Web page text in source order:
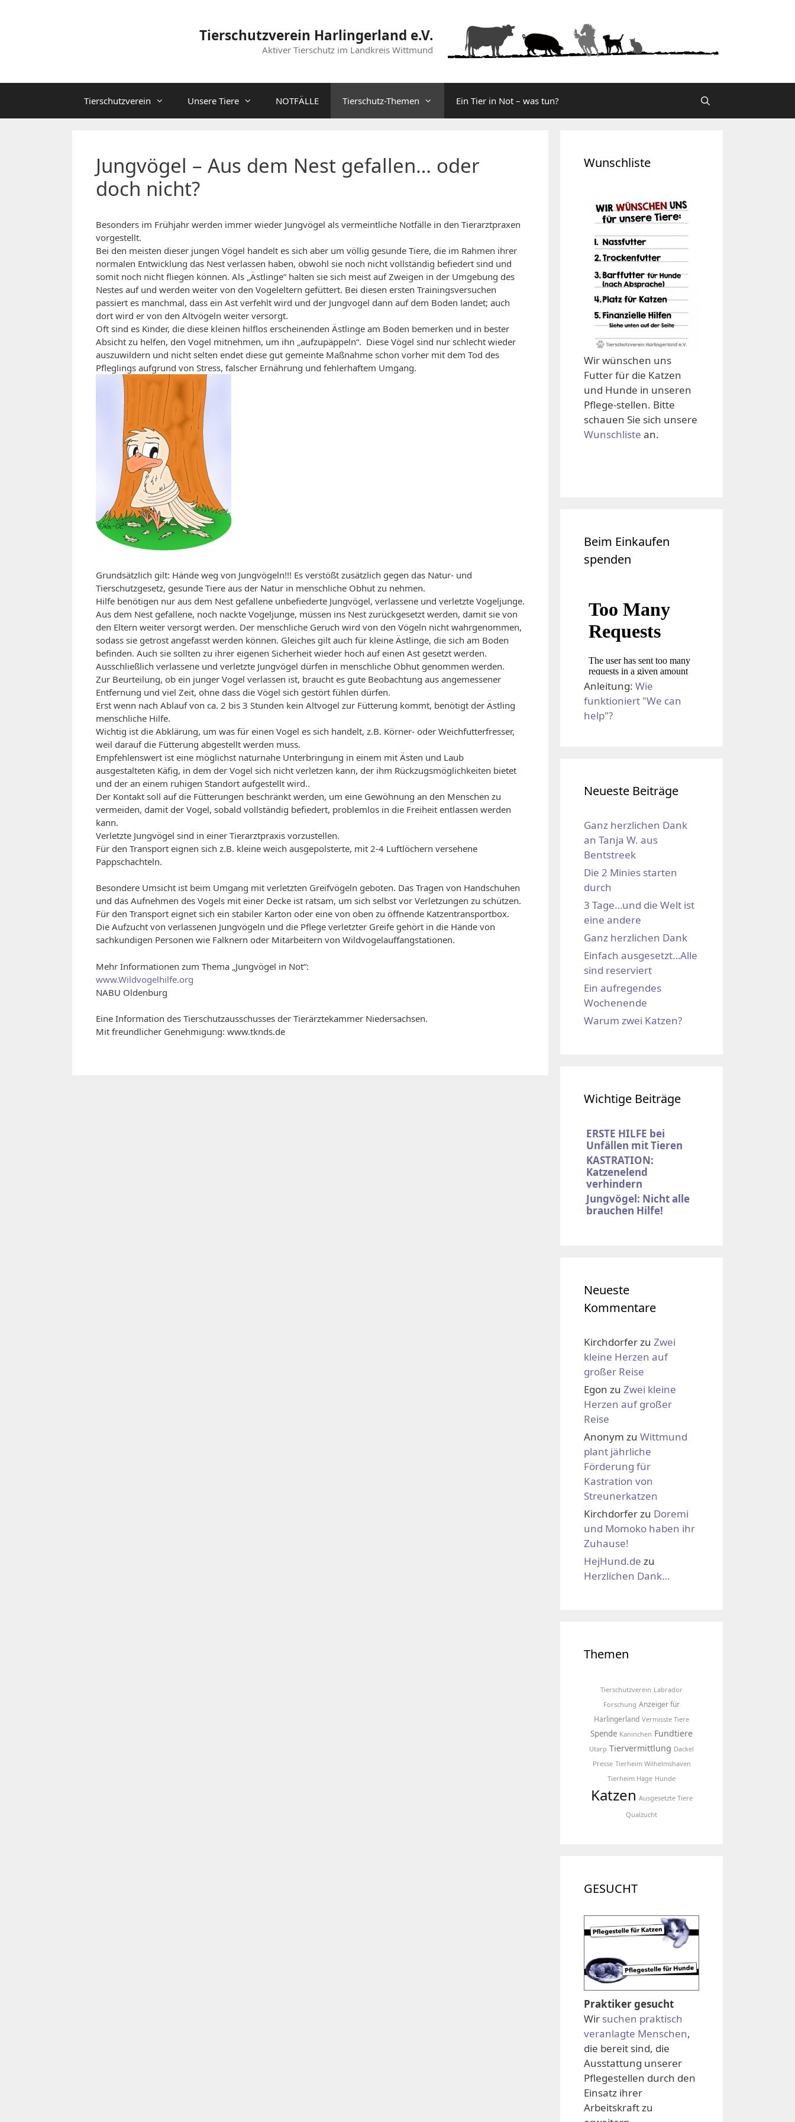
Tierschutzverein Harlingerland e.V.
Aktiver Tierschutz im Landkreis Wittmund
Tierschutzverein Unsere Tiere NOTFÄLLE Tierschutz-Themen Ein Tier in Not – was tun?
Jungvögel – Aus dem Nest gefallen… oder
doch nicht?
Besonders im Frühjahr werden immer wieder Jungvögel als vermeintliche Notfälle in den Tierarztpraxen
vorgestellt.
Bei den meisten dieser jungen Vögel handelt es sich aber um völlig gesunde Tiere, die im Rahmen ihrer
normalen Entwicklung das Nest verlassen haben, obwohl sie noch nicht vollständig befiedert sind und
somit noch nicht fliegen können. Als „Ästlinge“ halten sie sich meist auf Zweigen in der Umgebung des
Nestes auf und werden weiter von den Vogeleltern gefüttert. Bei diesen ersten Trainingsversuchen
passiert es manchmal, dass ein Ast verfehlt wird und der Jungvogel dann auf dem Boden landet; auch
dort wird er von den Altvögeln weiter versorgt.
Oft sind es Kinder, die diese kleinen hilflos erscheinenden Ästlinge am Boden bemerken und in bester
Absicht zu helfen, den Vogel mitnehmen, um ihn „aufzupäppeln“. Diese Vögel sind nur schlecht wieder
auszuwildern und nicht selten endet diese gut gemeinte Maßnahme schon vorher mit dem Tod des
Pfleglings aufgrund von Stress, falscher Ernährung und fehlerhaftem Umgang.
Grundsätzlich gilt: Hände weg von Jungvögeln!!! Es verstößt zusätzlich gegen das Natur- und
Tierschutzgesetz, gesunde Tiere aus der Natur in menschliche Obhut zu nehmen.
Hilfe benötigen nur aus dem Nest gefallene unbefiederte Jungvögel, verlassene und verletzte Vogeljunge.
Aus dem Nest gefallene, noch nackte Vogeljunge, müssen ins Nest zurückgesetzt werden, damit sie von
den Eltern weiter versorgt werden. Der menschliche Geruch wird von den Vögeln nicht wahrgenommen,
sodass sie getrost angefasst werden können. Gleiches gilt auch für kleine Ästlinge, die sich am Boden
befinden. Auch sie sollten zu ihrer eigenen Sicherheit wieder hoch auf einen Ast gesetzt werden.
Ausschließlich verlassene und verletzte Jungvögel dürfen in menschliche Obhut genommen werden.
Zur Beurteilung, ob ein junger Vogel verlassen ist, braucht es gute Beobachtung aus angemessener
Entfernung und viel Zeit, ohne dass die Vögel sich gestört fühlen dürfen.
Erst wenn nach Ablauf von ca. 2 bis 3 Stunden kein Altvogel zur Fütterung kommt, benötigt der Ästling
menschliche Hilfe.
Wichtig ist die Abklärung, um was für einen Vogel es sich handelt, z.B. Körner- oder Weichfutterfresser,
weil darauf die Fütterung abgestellt werden muss.
Empfehlenswert ist eine möglichst naturnahe Unterbringung in einem mit Ästen und Laub
ausgestalteten Käfig, in dem der Vogel sich nicht verletzen kann, der ihm Rückzugsmöglichkeiten bietet
und der an einem ruhigen Standort aufgestellt wird..
Der Kontakt soll auf die Fütterungen beschränkt werden, um eine Gewöhnung an den Menschen zu
vermeiden, damit der Vogel, sobald vollständig befiedert, problemlos in die Freiheit entlassen werden
kann.
Verletzte Jungvögel sind in einer Tierarztpraxis vorzustellen.
Für den Transport eignen sich z.B. kleine weich ausgepolsterte, mit 2-4 Luftlöchern versehene
Pappschachteln.
Besondere Umsicht ist beim Umgang mit verletzten Greifvögeln geboten. Das Tragen von Handschuhen
und das Aufnehmen des Vogels mit einer Decke ist ratsam, um sich selbst vor Verletzungen zu schützen.
Für den Transport eignet sich ein stabiler Karton oder eine von oben zu öffnende Katzentransportbox.
Die Aufzucht von verlassenen Jungvögeln und die Pflege verletzter Greife gehört in die Hände von
sachkundigen Personen wie Falknern oder Mitarbeitern von Wildvogelauffangstationen.
Mehr Informationen zum Thema „Jungvögel in Not“:
www.Wildvogelhilfe.org
NABU Oldenburg
Eine Information des Tierschutzausschusses der Tierärztekammer Niedersachsen.
Mit freundlicher Genehmigung: www.tknds.de
Wunschliste
Wir wünschen uns
Futter für die Katzen
und Hunde in unseren
Pflege-stellen. Bitte
schauen Sie sich unsere
Wunschliste an.
Beim Einkaufen
spenden
Anleitung: Wie
funktioniert "We can
help"?
Neueste Beiträge
Ganz herzlichen Dank
an Tanja W. aus
Bentstreek
Die 2 Minies starten
durch
3 Tage…und die Welt ist
eine andere
Ganz herzlichen Dank
Einfach ausgesetzt…Alle
sind reserviert
Ein aufregendes
Wochenende
Warum zwei Katzen?
Wichtige Beiträge
ERSTE HILFE bei
Unfällen mit Tieren
KASTRATION:
Katzenelend
verhindern
Jungvögel: Nicht alle
brauchen Hilfe!
Neueste
Kommentare
Kirchdorferzu Zwei
kleine Herzen auf
großer Reise
Egon zu Zwei kleine
Herzen auf großer
Reise
Anonym zu Wittmund
plant jährliche
Förderung für
Kastration von
Streunerkatzen
Kirchdorferzu Doremi
und Momoko haben ihr
Zuhause!
HejHund.de zu
Herzlichen Dank…
Themen
Tierschutzverein Labrador
Forschung Anzeiger für
Harlingerland Vermisste Tiere
Spende Kaninchen Fundtiere
Utarp Tiervermittlung Dackel
Presse Tierheim Wilhelmshaven
Tierheim Hage Hunde
Katzen Ausgesetzte Tiere
Qualzucht
GESUCHT
Praktiker gesucht
Wir suchen praktisch
veranlagte Menschen,
die bereit sind, die
Ausstattung unserer
Pflegestellen durch den
Einsatz ihrer
Arbeitskraft zu